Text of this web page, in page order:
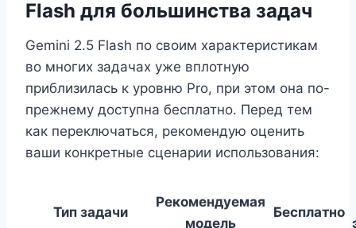
Flash для большинства задач
Gemini 2.5 Flash по своим характеристикам
во многих задачах уже вплотную
приблизилась к уровню Pro, при этом она по-
прежнему доступна бесплатно. Перед тем
как переключаться, рекомендую оценить
ваши конкретные сценарии использования:
Тип задачи
Рекомендуемая
модель
Бесплатно